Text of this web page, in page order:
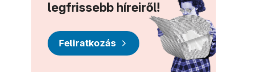
legfrissebb híreiről!
Feliratkozás